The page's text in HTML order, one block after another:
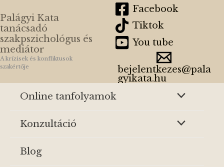
to
content
Palágyi Kata
tanácsadó
szakpszichológus és
mediátor
A krízisek és konfliktusok
szakértője
Facebook
Tiktok
You tube
bejelentkezes@pala
gyikata.hu
Online tanfolyamok
Konzultáció
Blog